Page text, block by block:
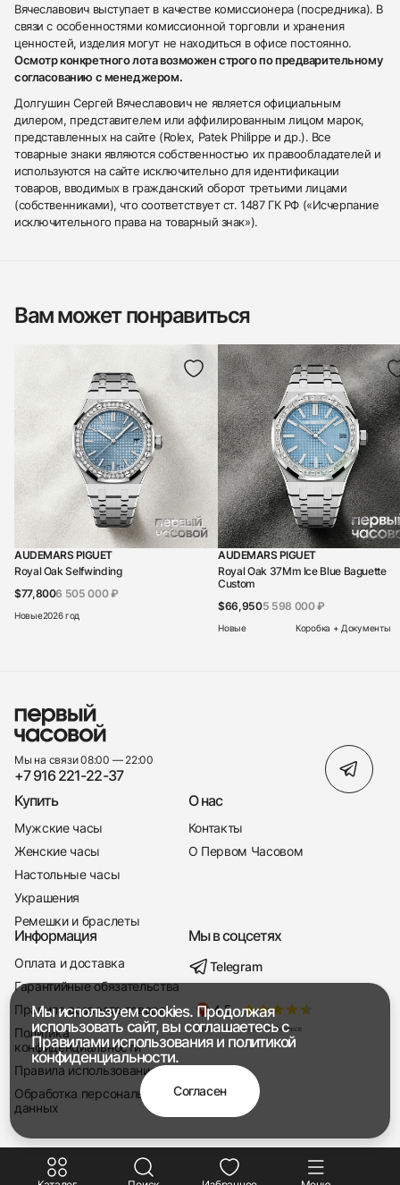
+7 916 221-22-37
Мы насвязи 08:00 — 19:00
Вячеславович выступает в качестве комиссионера (посредника). В
связи с особенностями комиссионной торговли и хранения
ценностей, изделия могут не находиться в офисе постоянно.
Осмотр конкретного лота возможен строго по предварительному
согласованию с менеджером.
Долгушин Сергей Вячеславович не является официальным
дилером, представителем или аффилированным лицом марок,
представленных на сайте (Rolex, Patek Philippe и др.). Все
товарные знаки являются собственностью их правообладателей и
используются на сайте исключительно для идентификации
товаров, вводимых в гражданский оборот третьими лицами
(собственниками), что соответствует ст. 1487 ГК РФ («Исчерпание
исключительного права на товарный знак»).
Вам может понравиться
AUDEMARS PIGUET
Royal Oak Selfwinding
$77,8006 505 000 ₽
Новые2026 год
AUDEMARS PIGUET
Royal Oak 37Mm Ice Blue Baguette
Custom
$66,9505 598 000 ₽
Новые Коробка + Документы
Мы на связи 08:00 — 22:00
+7 916 221-22-37
Купить
Мужские часы
Женские часы
Настольные часы
Украшения
Ремешки и браслеты
О нас
Контакты
О Первом Часовом
Информация
Оплата и доставка
Гарантийные обязательства
Правила возврата товара
Политика
конфиденциальности
Правила использования
Обработка персональных
данных
Мы в соцсетях
Telegram
Мы используем cookies. Продолжая
использовать сайт, вы соглашаетесь с
Правилами использованияи политикой
конфиденциальности.
Согласен